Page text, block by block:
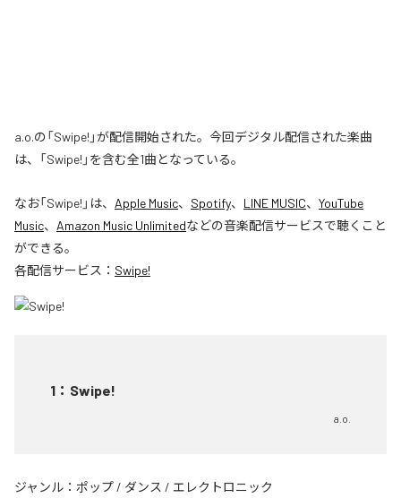
a.o.の「Swipe!」が配信開始された。今回デジタル配信された楽曲
は、「Swipe!」を含む全1曲となっている。
なお「Swipe! 」は、 Apple Music、 Spotify、 LINE MUSIC、 YouTube
Music、 Amazon Music Unlimitedなどの音楽配信サービスで聴くこと
ができる。
各配信サービス： Swipe!
1 ： Swipe!
a.o.
ジャンル： ポップ / ダンス / エレクトロニック